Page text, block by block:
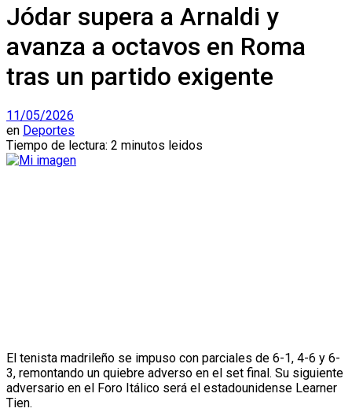
Jódar supera a Arnaldi y
avanza a octavos en Roma
tras un partido exigente
11/05/2026
en Deportes
Tiempo de lectura: 2 minutos leidos
El tenista madrileño se impuso con parciales de 6-1, 4-6 y 6-
3, remontando un quiebre adverso en el set final. Su siguiente
adversario en el Foro Itálico será el estadounidense Learner
Tien.